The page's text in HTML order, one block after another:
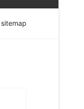
sitemap